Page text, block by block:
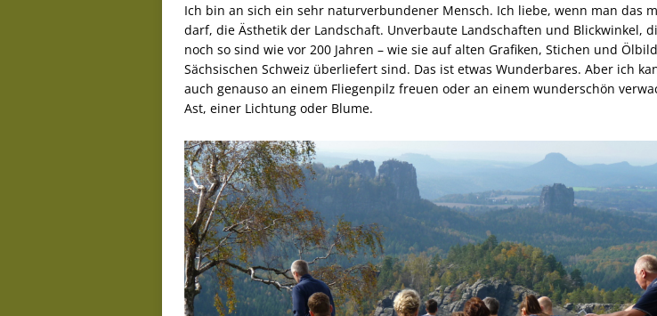
Ich bin an sich ein sehr naturverbundener Mensch. Ich liebe, wenn man das
darf, die Ästhetik der Landschaft. Unverbaute Landschaften und Blickwinkel,
noch so sind wie vor 200 Jahren – wie sie auf alten Grafiken, Stichen und
Sächsischen Schweiz überliefert sind. Das ist etwas Wunderbares. Aber ich
auch genauso an einem Fliegenpilz freuen oder an einem wunderschön
Ast, einer Lichtung oder Blume.